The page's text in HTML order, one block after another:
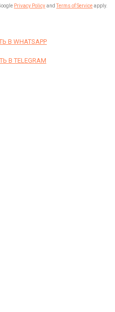
Privacy PolicyandTerms of Serviceapply.
В WHATSAPP
ВTELEGRAM